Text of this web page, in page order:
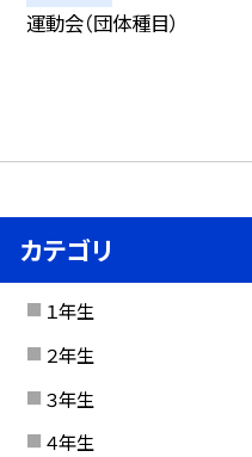
運動会（団体種目）
カテゴリ
１年生
２年生
３年生
４年生